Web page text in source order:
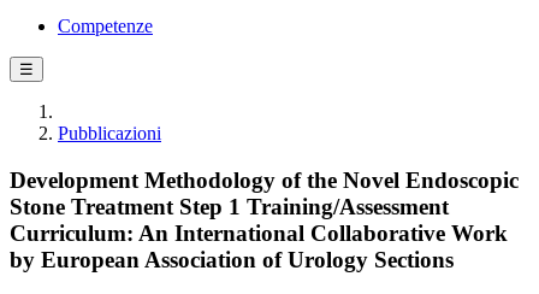
Competenze
☰
Pubblicazioni
Development Methodology of the Novel Endoscopic
Stone Treatment Step 1 Training/Assessment
Curriculum: An International Collaborative Work
by European Association of Urology Sections